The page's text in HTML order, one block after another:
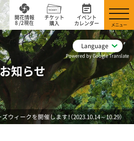
Language
Powered by Google Translate
開花情報
8 /2現在
チケット
購入
イベント
カレンダー
メニュー
お知らせ
ウィークを開催します！（2023.10.14～10.29）